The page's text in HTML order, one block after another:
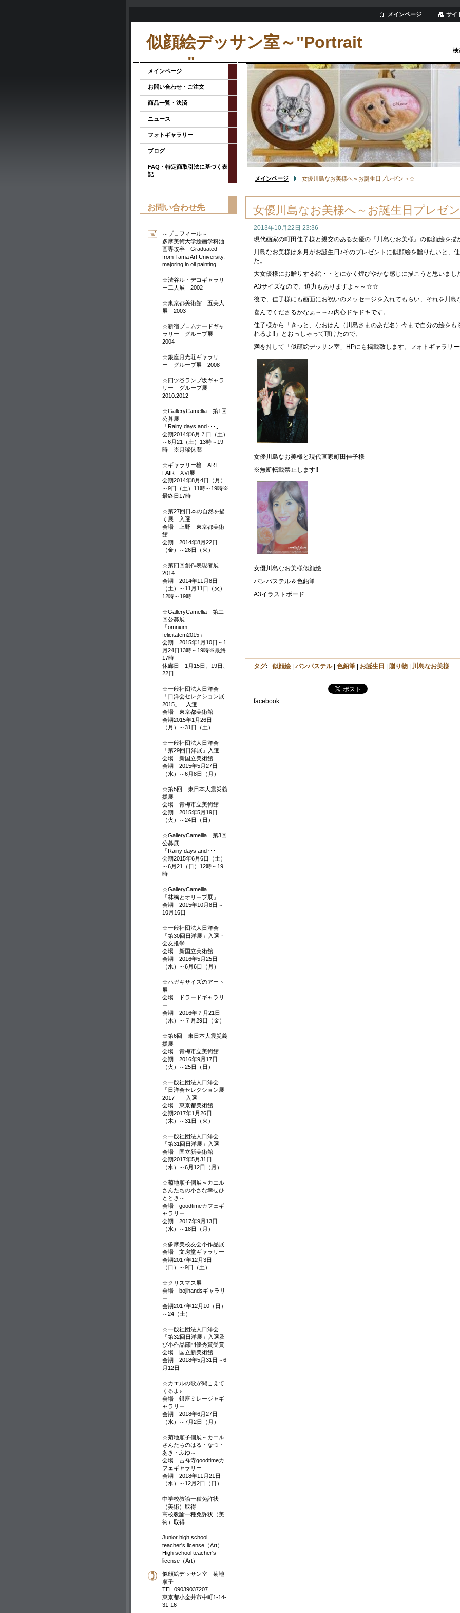
似顔絵デッサン室～"Portrait
room"
検
メインページ 女優川島なお美様へ～お誕生日プレゼント☆
女優川島なお美様へ～お誕生日プレゼ
2013年10月22日 23:36
現代画家の町田佳子様と親交のある女優の『川島なお美様』の似顔絵を描
川島なお美様は来月がお誕生日♪そのプレゼントに似顔絵を贈りたいと、
た。
大女優様にお贈りする絵・・とにかく煌びやかな感じに描こうと思いまし
A3サイズなので、迫力もありますよ～～☆☆
後で、佳子様にも画面にお祝いのメッセージを入れてもらい、それを川島
喜んでくださるかなぁ～～♪♪内心ドキドキです。
佳子様から「きっと、なおはん（川島さまのあだ名）今まで自分の絵をも
れるよ!!」とおっしゃって頂けたので、
満を持して「似顔絵デッサン室」HPにも掲載致します。フォトギャラリ
女優川島なお美様と現代画家町田佳子様
※無断転載禁止します!!
女優川島なお美様似顔絵
パンパステル＆色鉛筆
A3イラストボード
タグ: 似顔絵 | パンパステル | 色鉛筆 | お誕生日 | 贈り物 | 川島なお美様
facebook
メインページ
お問い合わせ・ご注文
商品一覧・決済
ニュース
フォトギャラリー
ブログ
FAQ・特定商取引法に基づく表
記
お問い合わせ先
～プロフィール～
多摩美術大学絵画学科油
画専攻卒 Graduated
from Tama Art University,
majoring in oil painting
☆渋谷ル・デコギャラリ
ー二人展 2002
☆東京都美術館 五美大
展 2003
☆新宿プロムナードギャ
ラリー グループ展
2004
☆銀座月光荘ギャラリ
ー グループ展 2008
☆四ツ谷ランプ坂ギャラ
リー グループ展
2010.2012
☆GalleryCamellia 第1回
公募展
「Rainy days and･･･」
会期2014年6月７日（土）
～6月21（土）13時～19
時 ※月曜休廊
☆ギャラリー檜 ART
FAIR XⅥ展
会期2014年8月4日（月）
～9日（土）11時～19時※
最終日17時
☆第27回日本の自然を描
く展 入選
会場 上野 東京都美術
館
会期 2014年8月22日
（金）～26日（火）
☆第四回創作表現者展
2014
会期 2014年11月8日
（土）～11月11日（火）
12時～19時
☆GalleryCamellia 第二
回公募展
「omnium
felicitatem2015」
会期 2015年1月10日～1
月24日13時～19時※最終
17時
休廊日 1月15日、19日、
22日
☆一般社団法人日洋会
「日洋会セレクション展
2015」 入選
会場 東京都美術館
会期2015年1月26日
（月）～31日（土）
☆一般社団法人日洋会
「第29回日洋展」入選
会場 新国立美術館
会期 2015年5月27日
（水）～6月8日（月）
☆第5回 東日本大震災義
援展
会場 青梅市立美術館
会期 2015年5月19日
（火）～24日（日）
☆GalleryCamellia 第3回
公募展
「Rainy days and･･･」
会期2015年6月6日（土）
～6月21（日）12時～19
時
☆GalleryCamellia
「林檎とオリーブ展」
会期 2015年10月8日～
10月16日
☆一般社団法人日洋会
「第30回日洋展」入選・
会友推挙
会場 新国立美術館
会期 2016年5月25日
（水）～6月6日（月）
☆ハガキサイズのアート
展
会場 ドラードギャラリ
ー
会期 2016年７月21日
（木）～７月29日（金）
☆第6回 東日本大震災義
援展
会場 青梅市立美術館
会期 2016年9月17日
（火）～25日（日）
☆一般社団法人日洋会
「日洋会セレクション展
2017」 入選
会場 東京都美術館
会期2017年1月26日
（木）～31日（火）
☆一般社団法人日洋会
「第31回日洋展」入選
会場 国立新美術館
会期2017年5月31日
（水）～6月12日（月）
☆菊地順子個展～カエル
さんたちの小さな幸せひ
ととき～
会場 goodtimeカフェギ
ャラリー
会期 2017年9月13日
（水）～18日（月）
☆多摩美校友会小作品展
会場 文房堂ギャラリー
会期2017年12月3日
（日）～9日（土）
☆クリスマス展
会場 bojihandsギャラリ
ー
会期2017年12月10（日）
～24（土）
☆一般社団法人日洋会
「第32回日洋展」入選及
び小作品部門優秀賞受賞
会場 国立新美術館
会期 2018年5月31日～6
月12日
☆カエルの歌が聞こえて
くるよ♪
会場 銀座ミレージャギ
ャラリー
会期 2018年6月27日
（水）～7月2日（月）
☆菊地順子個展～カエル
さんたちのはる・なつ・
あき・ふゆ～
会場 吉祥寺goodtimeカ
フェギャラリー
会期 2018年11月21日
（水）～12月2日（日）
中学校教諭一種免許状
（美術）取得
高校教諭一種免許状（美
術）取得
Junior high school
teacher's license（Art）
High school teacher's
license（Art）
似顔絵デッサン室 菊地
順子
TEL 09039037207
東京都小金井市中町1-14-
31-16
メインページ サイ